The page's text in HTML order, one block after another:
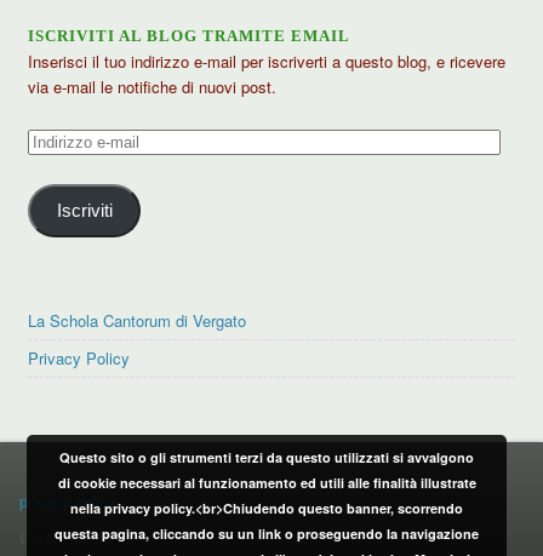
ISCRIVITI AL BLOG TRAMITE EMAIL
Inserisci il tuo indirizzo e-mail per iscriverti a questo blog, e ricevere
via e-mail le notifiche di nuovi post.
Indirizzo
mail
Iscriviti
La Schola Cantorum di Vergato
Privacy Policy
PRIVACY POLICY
privacy policy
CONTATTI:
Questo sito o gli strumenti terzi da questo utilizzati si avvalgono
di cookie necessari al funzionamento ed utili alle finalità illustrate
nella privacy policy.<br>Chiudendo questo banner, scorrendo
questa pagina, cliccando su un link o proseguendo la navigazione